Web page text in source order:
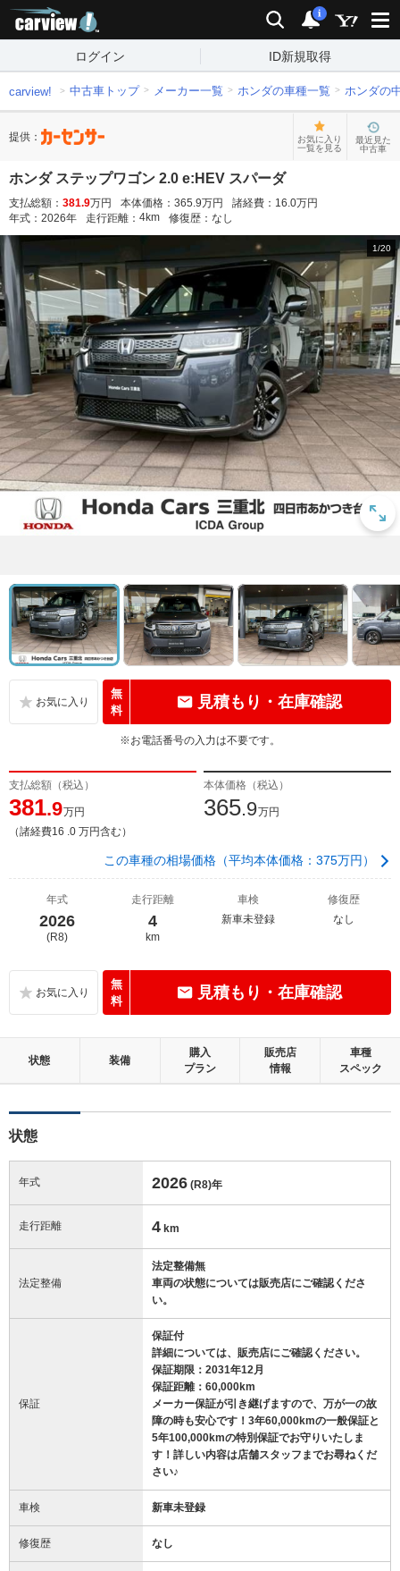
検索 通知
i
ログイン ID新規取得
carview! 中古車トップ メーカー一覧 ホンダの車種一覧 ホンダの
提供：
お気に入り
一覧を見る
最近見た
中古車
ホンダ ステップワゴン 2.0 e:HEV スパーダ
支払総額： 381.9万円 本体価格： 365.9万円 諸経費： 16.0万円
年式： 2026年 走行距離： 4km 修復歴： なし
1/20
無
料
見積もり・在庫確認
※お電話番号の入力は不要です。
支払総額（税込）
381.9万円
（諸経費16 .0 万円含む）
本体価格（税込）
365.9万円
この車種の相場価格（平均本体価格：375万円）
年式
2026
(R8)
走行距離
4
km
車検
新車未登録
修復歴
なし
無
料
見積もり・在庫確認
状態 装備
購入
プラン
販売店
情報
車種
スペック
状態
年式 2026 (R8)年
走行距離 4 km
法定整備
法定整備無
車両の状態については販売店にご確認くださ
い。
保証
保証付
詳細については、販売店にご確認ください。
保証期限：2031年12月
保証距離：60,000km
メーカー保証が引き継げますので、万が一の故
障の時も安心です！3年60,000kmの一般保証と
5年100,000kmの特別保証でお守りいたしま
す！詳しい内容は店舗スタッフまでお尋ねくだ
さい♪
車検 新車未登録
修復歴 なし